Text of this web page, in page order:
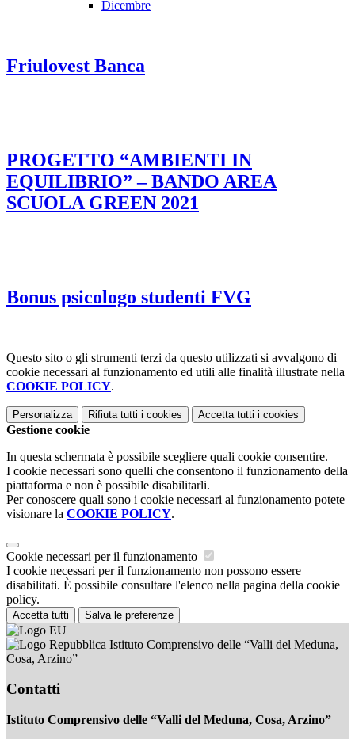
Dicembre
Friulovest Banca
PROGETTO “AMBIENTI IN
EQUILIBRIO” – BANDO AREA
SCUOLA GREEN 2021
Bonus psicologo studenti FVG
Questo sito o gli strumenti terzi da questo utilizzati si avvalgono di
cookie necessari al funzionamento ed utili alle finalità illustrate nella
COOKIE POLICY.
Personalizza Rifiuta tutti i cookies Accetta tutti i cookies
Gestione cookie
In questa schermata è possibile scegliere quali cookie consentire.
I cookie necessari sono quelli che consentono il funzionamento della
piattaforma e non è possibile disabilitarli.
Per conoscere quali sono i cookie necessari al funzionamento potete
visionare la COOKIE POLICY.
Cookie necessari per il funzionamento
I cookie necessari per il funzionamento non possono essere
disabilitati. È possibile consultare l'elenco nella pagina della cookie
policy.
Accetta tutti Salva le preferenze
Istituto Comprensivo delle “Valli del Meduna,
Cosa, Arzino”
Contatti
Istituto Comprensivo delle “Valli del Meduna, Cosa, Arzino”